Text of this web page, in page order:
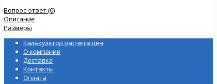
Вопрос-ответ (0)
Описание
Размеры
Калькулятор расчета цен
О компании
Доставка
Контакты
Оплата